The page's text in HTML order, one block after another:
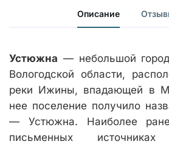
Описание
Устюжна — небольшой
Вологодской области,
реки Ижины, впадающей в
нее поселение получило
— Устюжна. Наиболее
письменных